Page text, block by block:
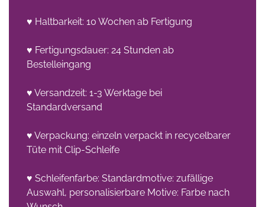
♥ Haltbarkeit: 10 Wochen ab Fertigung
♥ Fertigungsdauer: 24 Stunden ab
Bestelleingang
♥ Versandzeit: 1-3 Werktage bei
Standardversand
♥ Verpackung: einzeln verpackt in recycelbarer
Tüte mit Clip-Schleife
♥ Schleifenfarbe: Standardmotive: zufällige
Auswahl, personalisierbare Motive: Farbe nach